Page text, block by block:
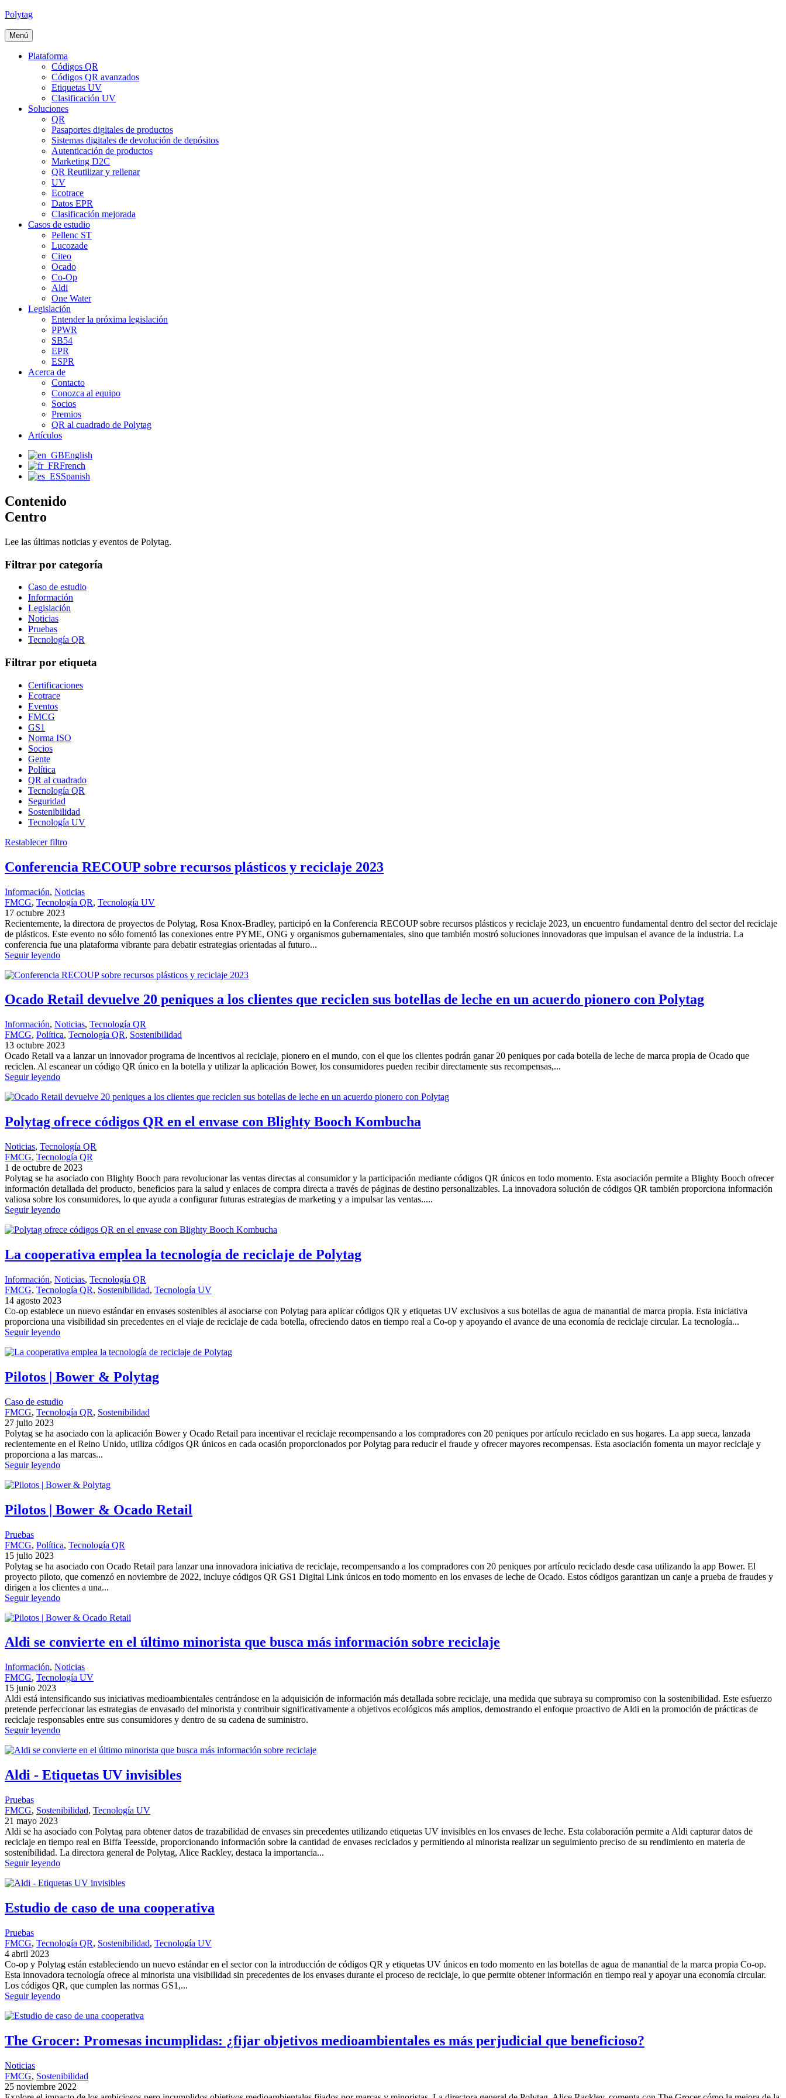
Polytag
Menú
Plataforma
Códigos QR
Códigos QR avanzados
Etiquetas UV
Clasificación UV
Soluciones
QR
Pasaportes digitales de productos
Sistemas digitales de devolución de depósitos
Autenticación de productos
Marketing D2C
QR Reutilizar y rellenar
UV
Ecotrace
Datos EPR
Clasificación mejorada
Casos de estudio
Pellenc ST
Lucozade
Citeo
Ocado
Co-Op
Aldi
One Water
Legislación
Entender la próxima legislación
PPWR
SB54
EPR
ESPR
Acerca de
Contacto
Conozca al equipo
Socios
Premios
QR al cuadrado de Polytag
Artículos
English
French
Spanish
Contenido
Centro
Lee las últimas noticias y eventos de Polytag.
Filtrar por categoría
Caso de estudio
Información
Legislación
Noticias
Pruebas
Tecnología QR
Filtrar por etiqueta
Certificaciones
Ecotrace
Eventos
FMCG
GS1
Norma ISO
Socios
Gente
Política
QR al cuadrado
Tecnología QR
Seguridad
Sostenibilidad
Tecnología UV
Restablecer filtro
Conferencia RECOUP sobre recursos plásticos y reciclaje 2023
Información, Noticias
FMCG, Tecnología QR, Tecnología UV
17 octubre 2023
Recientemente, la directora de proyectos de Polytag, Rosa Knox-Bradley, participó en la Conferencia RECOUP sobre recursos plásticos y reciclaje 2023, un encuentro fundamental dentro del sector del reciclaje
de plásticos. Este evento no sólo fomentó las conexiones entre PYME, ONG y organismos gubernamentales, sino que también mostró soluciones innovadoras que impulsan el avance de la industria. La
conferencia fue una plataforma vibrante para debatir estrategias orientadas al futuro...
Seguir leyendo
Ocado Retail devuelve 20 peniques a los clientes que reciclen sus botellas de leche en un acuerdo pionero con Polytag
Información, Noticias, Tecnología QR
FMCG, Política, Tecnología QR, Sostenibilidad
13 octubre 2023
Ocado Retail va a lanzar un innovador programa de incentivos al reciclaje, pionero en el mundo, con el que los clientes podrán ganar 20 peniques por cada botella de leche de marca propia de Ocado que
reciclen. Al escanear un código QR único en la botella y utilizar la aplicación Bower, los consumidores pueden recibir directamente sus recompensas,...
Seguir leyendo
Polytag ofrece códigos QR en el envase con Blighty Booch Kombucha
Noticias, Tecnología QR
FMCG, Tecnología QR
1 de octubre de 2023
Polytag se ha asociado con Blighty Booch para revolucionar las ventas directas al consumidor y la participación mediante códigos QR únicos en todo momento. Esta asociación permite a Blighty Booch ofrecer
información detallada del producto, beneficios para la salud y enlaces de compra directa a través de páginas de destino personalizables. La innovadora solución de códigos QR también proporciona información
valiosa sobre los consumidores, lo que ayuda a configurar futuras estrategias de marketing y a impulsar las ventas.....
Seguir leyendo
La cooperativa emplea la tecnología de reciclaje de Polytag
Información, Noticias, Tecnología QR
FMCG, Tecnología QR, Sostenibilidad, Tecnología UV
14 agosto 2023
Co-op establece un nuevo estándar en envases sostenibles al asociarse con Polytag para aplicar códigos QR y etiquetas UV exclusivos a sus botellas de agua de manantial de marca propia. Esta iniciativa
proporciona una visibilidad sin precedentes en el viaje de reciclaje de cada botella, ofreciendo datos en tiempo real a Co-op y apoyando el avance de una economía de reciclaje circular. La tecnología...
Seguir leyendo
Pilotos | Bower & Polytag
Caso de estudio
FMCG, Tecnología QR, Sostenibilidad
27 julio 2023
Polytag se ha asociado con la aplicación Bower y Ocado Retail para incentivar el reciclaje recompensando a los compradores con 20 peniques por artículo reciclado en sus hogares. La app sueca, lanzada
recientemente en el Reino Unido, utiliza códigos QR únicos en cada ocasión proporcionados por Polytag para reducir el fraude y ofrecer mayores recompensas. Esta asociación fomenta un mayor reciclaje y
proporciona a las marcas...
Seguir leyendo
Pilotos | Bower & Ocado Retail
Pruebas
FMCG, Política, Tecnología QR
15 julio 2023
Polytag se ha asociado con Ocado Retail para lanzar una innovadora iniciativa de reciclaje, recompensando a los compradores con 20 peniques por artículo reciclado desde casa utilizando la app Bower. El
proyecto piloto, que comenzó en noviembre de 2022, incluye códigos QR GS1 Digital Link únicos en todo momento en los envases de leche de Ocado. Estos códigos garantizan un canje a prueba de fraudes y
dirigen a los clientes a una...
Seguir leyendo
Aldi se convierte en el último minorista que busca más información sobre reciclaje
Información, Noticias
FMCG, Tecnología UV
15 junio 2023
Aldi está intensificando sus iniciativas medioambientales centrándose en la adquisición de información más detallada sobre reciclaje, una medida que subraya su compromiso con la sostenibilidad. Este esfuerzo
pretende perfeccionar las estrategias de envasado del minorista y contribuir significativamente a objetivos ecológicos más amplios, demostrando el enfoque proactivo de Aldi en la promoción de prácticas de
reciclaje responsables entre sus consumidores y dentro de su cadena de suministro.
Seguir leyendo
Aldi - Etiquetas UV invisibles
Pruebas
FMCG, Sostenibilidad, Tecnología UV
21 mayo 2023
Aldi se ha asociado con Polytag para obtener datos de trazabilidad de envases sin precedentes utilizando etiquetas UV invisibles en los envases de leche. Esta colaboración permite a Aldi capturar datos de
reciclaje en tiempo real en Biffa Teesside, proporcionando información sobre la cantidad de envases reciclados y permitiendo al minorista realizar un seguimiento preciso de su rendimiento en materia de
sostenibilidad. La directora general de Polytag, Alice Rackley, destaca la importancia...
Seguir leyendo
Estudio de caso de una cooperativa
Pruebas
FMCG, Tecnología QR, Sostenibilidad, Tecnología UV
4 abril 2023
Co-op y Polytag están estableciendo un nuevo estándar en el sector con la introducción de códigos QR y etiquetas UV únicos en todo momento en las botellas de agua de manantial de la marca propia Co-op.
Esta innovadora tecnología ofrece al minorista una visibilidad sin precedentes de los envases durante el proceso de reciclaje, lo que permite obtener información en tiempo real y apoyar una economía circular.
Los códigos QR, que cumplen las normas GS1,...
Seguir leyendo
The Grocer: Promesas incumplidas: ¿fijar objetivos medioambientales es más perjudicial que beneficioso?
Noticias
FMCG, Sostenibilidad
25 noviembre 2022